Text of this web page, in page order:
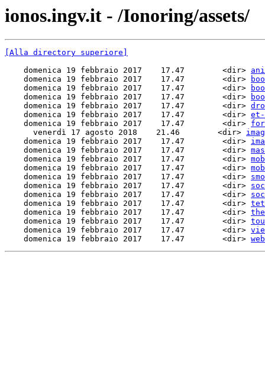
ionos.ingv.it - /Ionoring/assets/
[Alla directory superiore]
    domenica 19 febbraio 2017    17.47        <dir>
    domenica 19 febbraio 2017    17.47        <dir>
    domenica 19 febbraio 2017    17.47        <dir>
    domenica 19 febbraio 2017    17.47        <dir>
    domenica 19 febbraio 2017    17.47        <dir>
    domenica 19 febbraio 2017    17.47        <dir>
    domenica 19 febbraio 2017    17.47        <dir>
      venerdì 17 agosto 2018    21.46        <dir>
    domenica 19 febbraio 2017    17.47        <dir>
    domenica 19 febbraio 2017    17.47        <dir>
    domenica 19 febbraio 2017    17.47        <dir>
    domenica 19 febbraio 2017    17.47        <dir>
    domenica 19 febbraio 2017    17.47        <dir>
    domenica 19 febbraio 2017    17.47        <dir>
    domenica 19 febbraio 2017    17.47        <dir>
    domenica 19 febbraio 2017    17.47        <dir>
    domenica 19 febbraio 2017    17.47        <dir>
    domenica 19 febbraio 2017    17.47        <dir>
    domenica 19 febbraio 2017    17.47        <dir>
    domenica 19 febbraio 2017    17.47        <dir>
web